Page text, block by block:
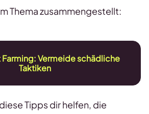
Thema zusammengestellt:
Vermeide schädliche
Taktiken
Tipps dir helfen, die